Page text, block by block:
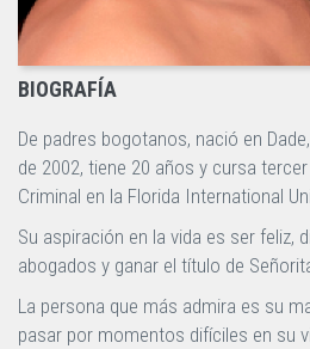
BIOGRAFÍA
De padres bogotanos, nació en
de 2002, tiene 20 años y cursa
Criminal en la Florida International
Su aspiración en la vida es ser feliz,
abogados y ganar el título de
La persona que más admira es su
pasar por momentos difíciles en su